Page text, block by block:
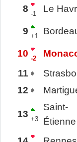
8 -1 Le
9 +1
10 -2
11
12
13 +3
Saint-
Étienne